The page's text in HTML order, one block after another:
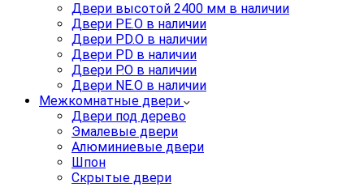
Двери высотой 2400 мм в наличии
Двери PE.O в наличии
Двери PD.O в наличии
Двери PD в наличии
Двери P.O в наличии
Двери NE.O в наличии
Межкомнатные двери
Двери под дерево
Эмалевые двери
Алюминиевые двери
Шпон
Скрытые двери